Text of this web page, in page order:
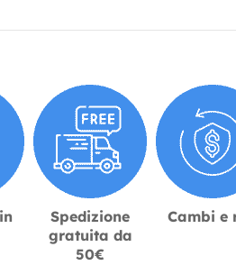
Spedizione
gratuita da
50€
Cambi e